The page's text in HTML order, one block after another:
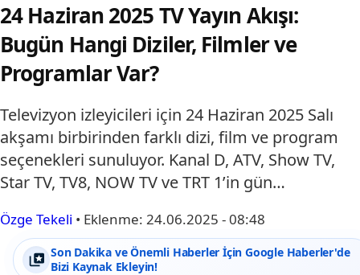
24 Haziran 2025 TV Yayın Akışı:
Bugün Hangi Diziler, Filmler ve
Programlar Var?
Televizyon izleyicileri için 24 Haziran 2025 Salı
akşamı birbirinden farklı dizi, film ve program
seçenekleri sunuluyor. Kanal D, ATV, Show TV,
Star TV, TV8, NOW TV ve TRT 1’in gün…
Özge Tekeli • Eklenme: 24.06.2025 - 08:48
Son Dakika ve Önemli Haberler İçin Google Haberler'de
Bizi Kaynak Ekleyin!